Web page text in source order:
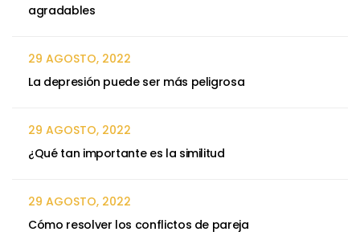
agradables
29 AGOSTO, 2022
La depresión puede ser más peligrosa
29 AGOSTO, 2022
¿Qué tan importante es la similitud
29 AGOSTO, 2022
Cómo resolver los conflictos de pareja